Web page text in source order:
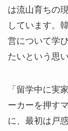
は流山育ちの
しています。
営について学
たいという思
「留学中に実
ーカーを押す
に、最初は戸